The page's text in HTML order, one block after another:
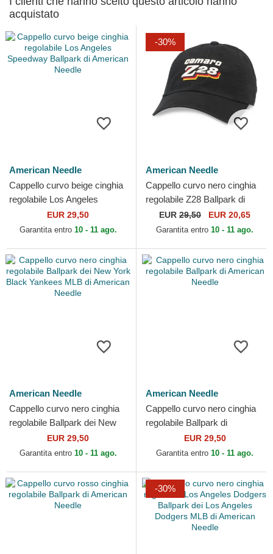
acquistato
American Needle
Cappello curvo beige cinghia
regolabile Los Angeles
Speedway Ballpark di
American Needle
EUR 29,50
Garantita entro 10 - 11 ago.
-30%
American Needle
Cappello curvo nero cinghia
regolabile Z28 Ballpark di
American Needle
EUR 29,50 EUR 20,65
Garantita entro 10 - 11 ago.
American Needle
Cappello curvo nero cinghia
regolabile Ballpark dei New
York Black Yankees MLB di
American Needle
EUR 29,50
Garantita entro 10 - 11 ago.
American Needle
Cappello curvo nero cinghia
regolabile Ballpark di
American Needle
EUR 29,50
Garantita entro 10 - 11 ago.
-30%